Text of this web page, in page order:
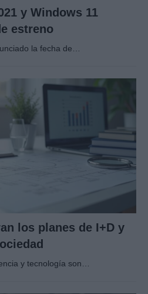
y Windows 11
estreno
la fecha de…
los planes de I+D y
y tecnología son…